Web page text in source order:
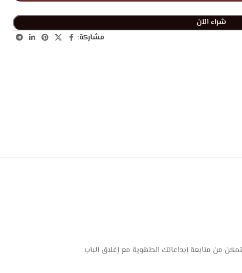
شراء الآن
مشاركة:
من متابعة إبداعاتك الطهوية مع إغلاق الباب